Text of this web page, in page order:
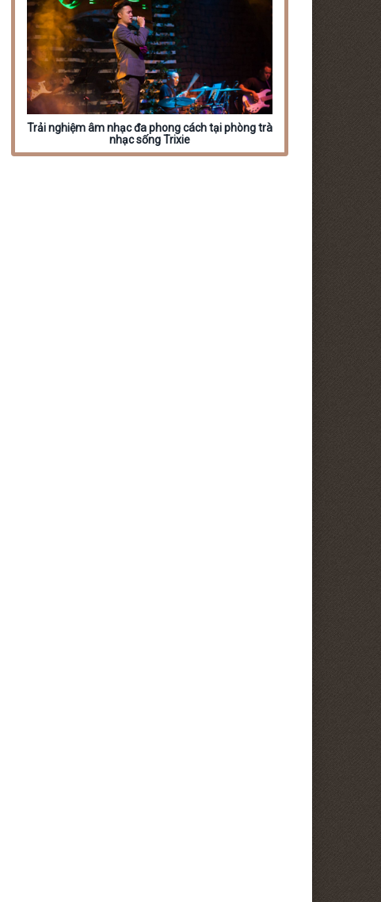
Trải nghiệm âm nhạc đa phong cách tại phòng trà
nhạc sống Trixie